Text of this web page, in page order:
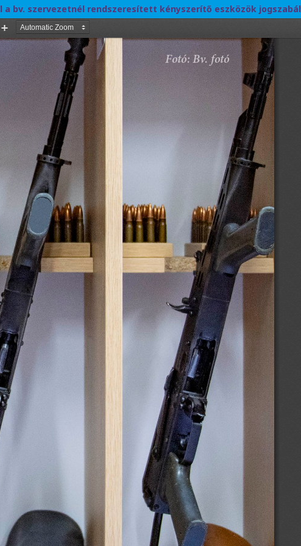
bv. szervezetnél rendszeresített kényszerítő eszközök